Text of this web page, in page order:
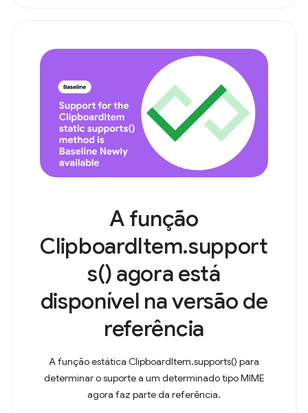
A função
ClipboardItem.support
s() agora está
disponível na versão de
referência
A função estática ClipboardItem.supports() para
determinar o suporte a um determinado tipo MIME
agora faz parte da referência.